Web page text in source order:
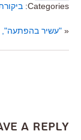
Categories:
« "עשיר בהפתעה",
a Reply